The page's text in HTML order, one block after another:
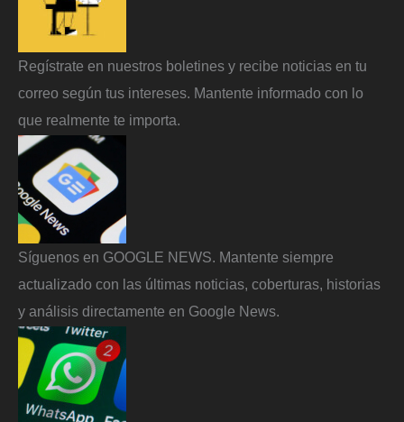
Regístrate en nuestros boletines y recibe noticias en tu
correo según tus intereses. Mantente informado con lo
que realmente te importa.
Síguenos en GOOGLE NEWS. Mantente siempre
actualizado con las últimas noticias, coberturas, historias
y análisis directamente en Google News.